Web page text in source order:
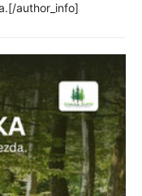
author_info]